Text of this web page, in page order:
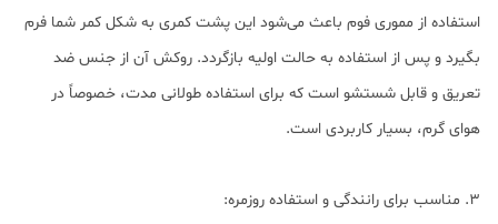
استفاده از مموری فوم باعث می‌شود این پشت کمری به شکل کمر شما فرم
بگیرد و پس از استفاده به حالت اولیه بازگردد. روکش آن از جنس ضد
تعریق و قابل شستشو است که برای استفاده طولانی مدت، خصوصاً در
هوای گرم، بسیار کاربردی است.
3. مناسب برای رانندگی و استفاده روزمره: